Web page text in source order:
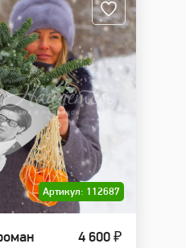
Артикул: 112687
4 600 ₽